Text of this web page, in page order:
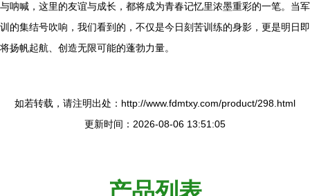
与呐喊，这里的友谊与成长，都将成为青春记忆里浓墨重彩的一笔。当军
训的集结号吹响，我们看到的，不仅是今日刻苦训练的身影，更是明日即
将扬帆起航、创造无限可能的蓬勃力量。
如若转载，请注明出处：http://www.fdmtxy.com/product/298.html
更新时间：2026-08-06 13:51:05